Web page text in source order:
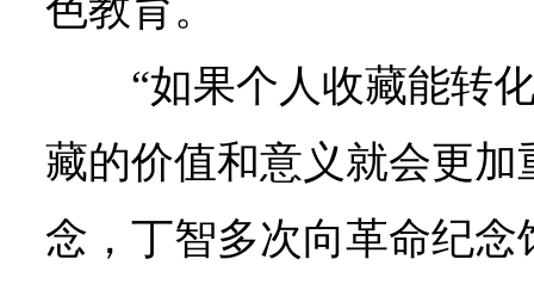
色教育。
“如果个人收藏能转
藏的价值和意义就会更加
念，丁智多次向革命纪